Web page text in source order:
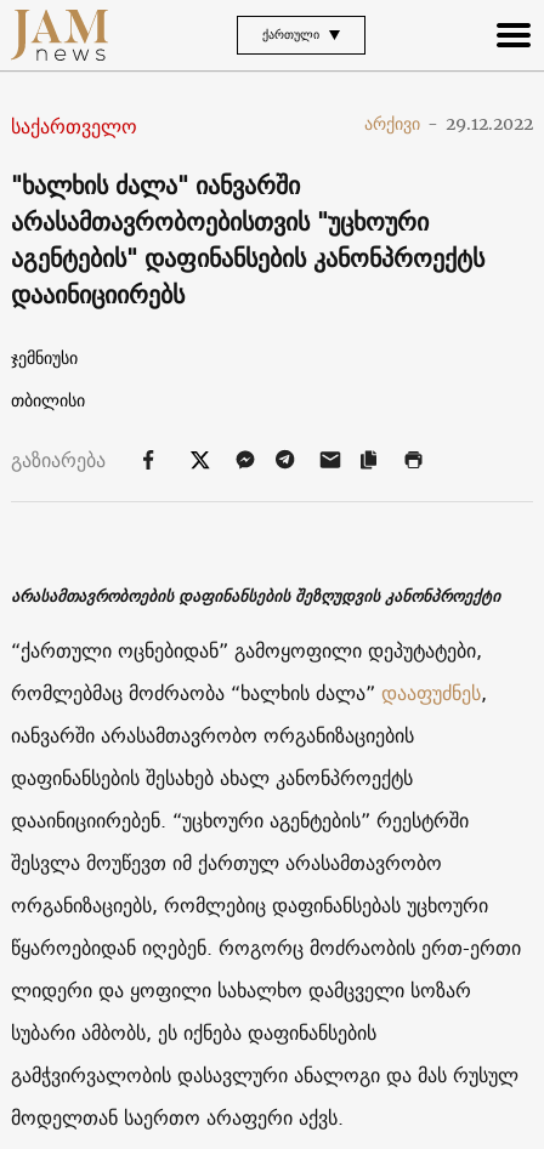
ᲥᲐᲠᲗᲣᲚᲘ
საქართველო არქივი - 29.12.2022
"ხალხის ძალა" იანვარში
არასამთავრობოებისთვის "უცხოური
აგენტების" დაფინანსების კანონპროექტს
დააინიციირებს
ჯემნიუსი
თბილისი
გაზიარება
არასამთავრობოების დაფინანსების შეზღუდვის კანონპროექტი
“ქართული ოცნებიდან” გამოყოფილი დეპუტატები,
რომლებმაც მოძრაობა “ხალხის ძალა” დააფუძნეს,
იანვარში არასამთავრობო ორგანიზაციების
დაფინანსების შესახებ ახალ კანონპროექტს
დააინიციირებენ. “უცხოური აგენტების” რეესტრში
შესვლა მოუწევთ იმ ქართულ არასამთავრობო
ორგანიზაციებს, რომლებიც დაფინანსებას უცხოური
წყაროებიდან იღებენ. როგორც მოძრაობის ერთ-ერთი
ლიდერი და ყოფილი სახალხო დამცველი სოზარ
სუბარი ამბობს, ეს იქნება დაფინანსების
გამჭვირვალობის დასავლური ანალოგი და მას რუსულ
მოდელთან საერთო არაფერი აქვს.